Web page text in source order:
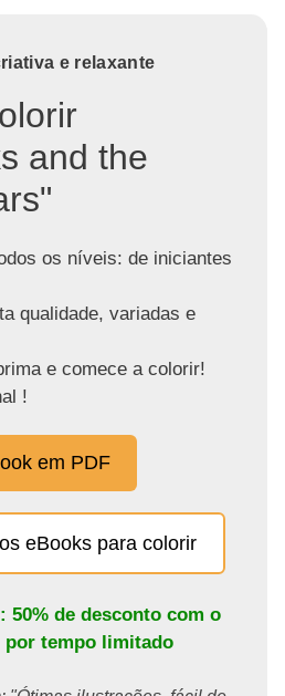
e relaxante
and the
os níveis: de iniciantes
qualidade, variadas e
e comece a colorir!
!
em PDF
eBooks para colorir
50% de desconto com o
por tempo limitado